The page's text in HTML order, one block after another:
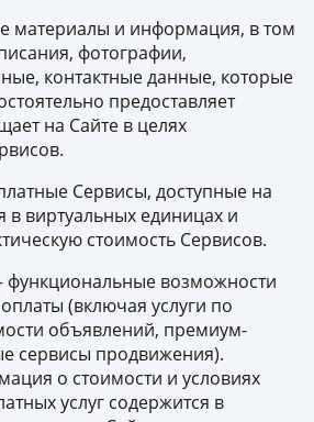
материалы и информация, в том
фотографии,
контактные данные, которые
предоставляет
на Сайте в целях
Сервисы, доступные на
в виртуальных единицах и
стоимость Сервисов.
возможности
(включая услуги по
объявлений, премиум-
сервисы продвижения).
о стоимости и условиях
услуг содержится в